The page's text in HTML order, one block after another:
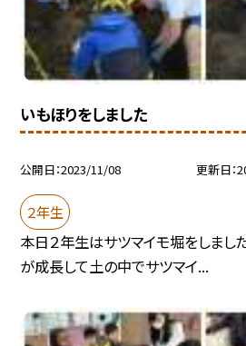
いもほりをしました
公開日 2023/11/08 更新日
２年生
本日２年生はサツマイモ堀をしまし
が成長して土の中でサツマイ...